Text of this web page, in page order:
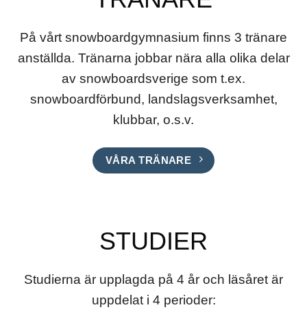
På vårt snowboardgymnasium finns 3 tränare
anställda. Tränarna jobbar nära alla olika delar
av snowboardsverige som t.ex.
snowboardförbund, landslagsverksamhet,
klubbar, o.s.v.
VÅRA TRÄNARE
STUDIER
Studierna är upplagda på 4 år och läsåret är
uppdelat i 4 perioder: